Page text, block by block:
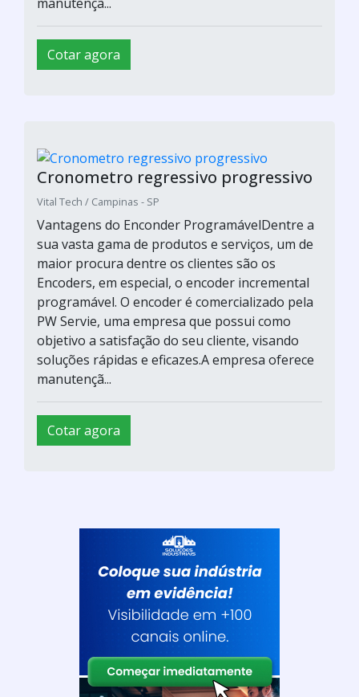
Cotar agora
INSMART Instrumentos de Medição e Controle Digital / São
Paulo - SP
Vantagens do Enconder ProgramávelDentre a
sua vasta gama de produtos e serviços, um de
maior procura dentre os clientes são os
Encoders, em especial, o encoder incremental
programável. O encoder é comercializado pela
PW Servie, uma empresa que possui como
objetivo a satisfação do seu cliente, visando
soluções rápidas e eficazes.A empresa oferece
manutençã...
Cotar agora
Ferramentas de repuxo progressiva
Vantagens do Enconder ProgramávelDentre a
sua vasta gama de produtos e serviços, um de
maior procura dentre os clientes são os
Encoders, em especial, o encoder incremental
programável. O encoder é comercializado pela
PW Servie, uma empresa que possui como
objetivo a satisfação do seu cliente, visando